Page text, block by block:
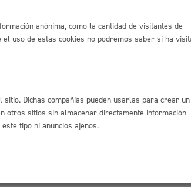
Sede electrónica
Mapas - GeoDonostia
anónima, como la cantidad de visitantes de
uso de estas cookies no podremos saber si ha
Dichas compañías pueden usarlas para crear
otros sitios sin almacenar directamente información
tipo ni anuncios ajenos.